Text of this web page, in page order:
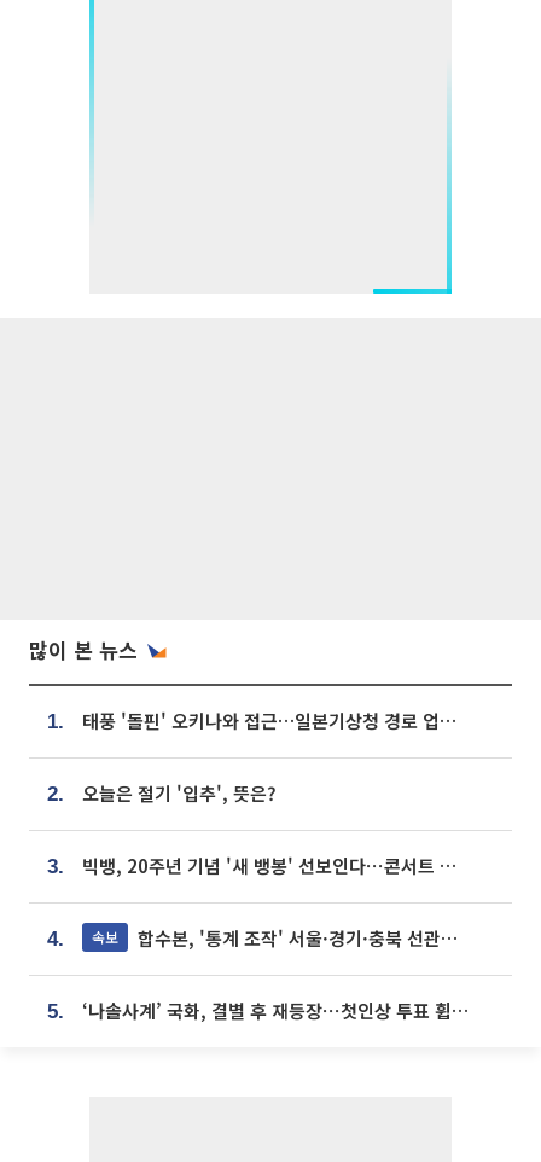
많이 본 뉴스
1. 태풍 '돌핀' 오키나와 접근…일본기상청 경로 업데이트
2. 오늘은 절기 '입추', 뜻은?
3. 빅뱅, 20주년 기념 '새 뱅봉' 선보인다⋯콘서트 앞두고 팝업 개최
4. 속보 합수본, '통계 조작' 서울·경기·충북 선관위 등 추가 압수수색
5. ‘나솔사계’ 국화, 결별 후 재등장⋯첫인상 투표 휩쓸고 ‘인기녀’ 등극